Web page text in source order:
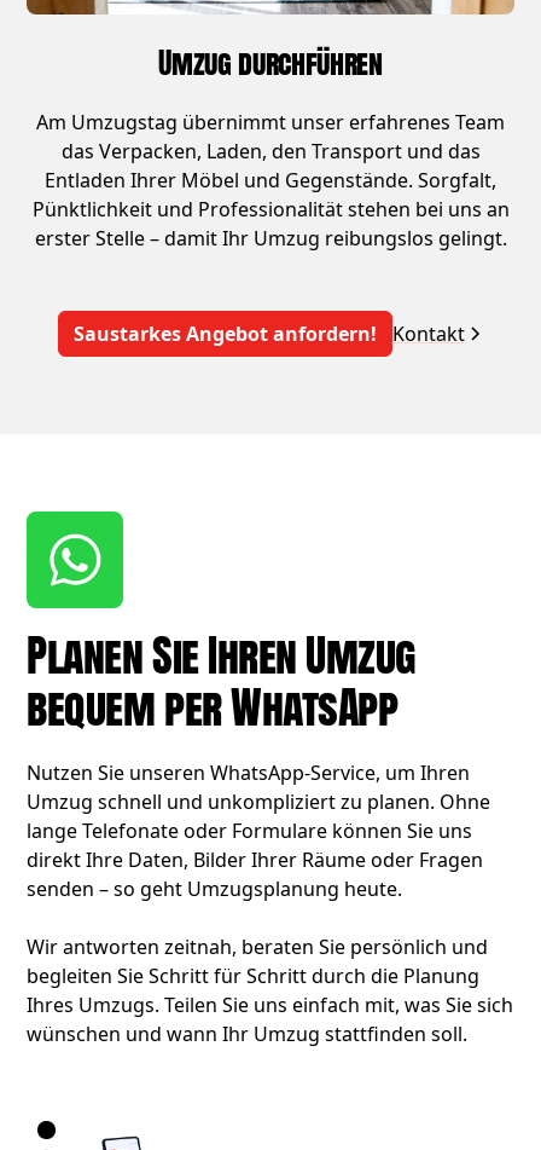
Umzug durchführen
Am Umzugstag übernimmt unser erfahrenes Team
das Verpacken, Laden, den Transport und das
Entladen Ihrer Möbel und Gegenstände. Sorgfalt,
Pünktlichkeit und Professionalität stehen bei uns an
erster Stelle – damit Ihr Umzug reibungslos gelingt.
Saustarkes Angebot anfordern! Kontakt
Planen Sie Ihren Umzug
bequem per WhatsApp
Nutzen Sie unseren WhatsApp-Service, um Ihren
Umzug schnell und unkompliziert zu planen. Ohne
lange Telefonate oder Formulare können Sie uns
direkt Ihre Daten, Bilder Ihrer Räume oder Fragen
senden – so geht Umzugsplanung heute.
Wir antworten zeitnah, beraten Sie persönlich und
begleiten Sie Schritt für Schritt durch die Planung
Ihres Umzugs. Teilen Sie uns einfach mit, was Sie sich
wünschen und wann Ihr Umzug stattfinden soll.